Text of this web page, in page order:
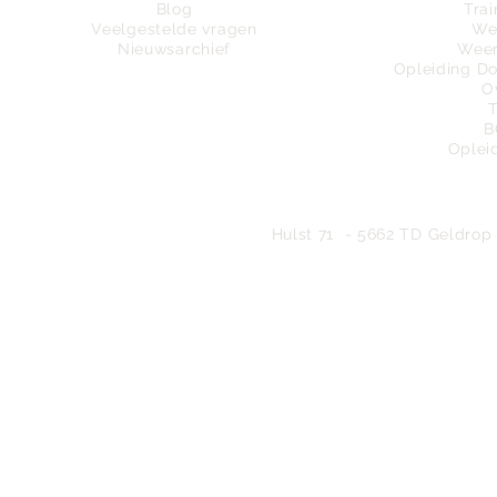
Blog
Veelgestelde vragen
Nieuwsarchief
Opleiding
Hulst 71 - 5662 TD